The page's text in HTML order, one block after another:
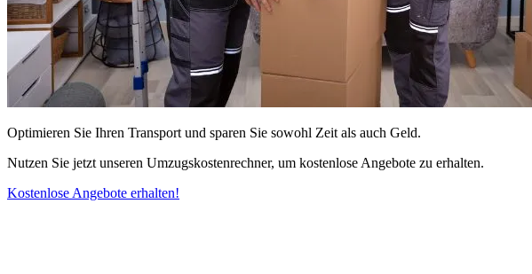
Optimieren Sie Ihren Transport und sparen Sie sowohl Zeit als auch Geld.
Nutzen Sie jetzt unseren Umzugskostenrechner, um kostenlose Angebote zu erhalten.
Kostenlose Angebote erhalten!